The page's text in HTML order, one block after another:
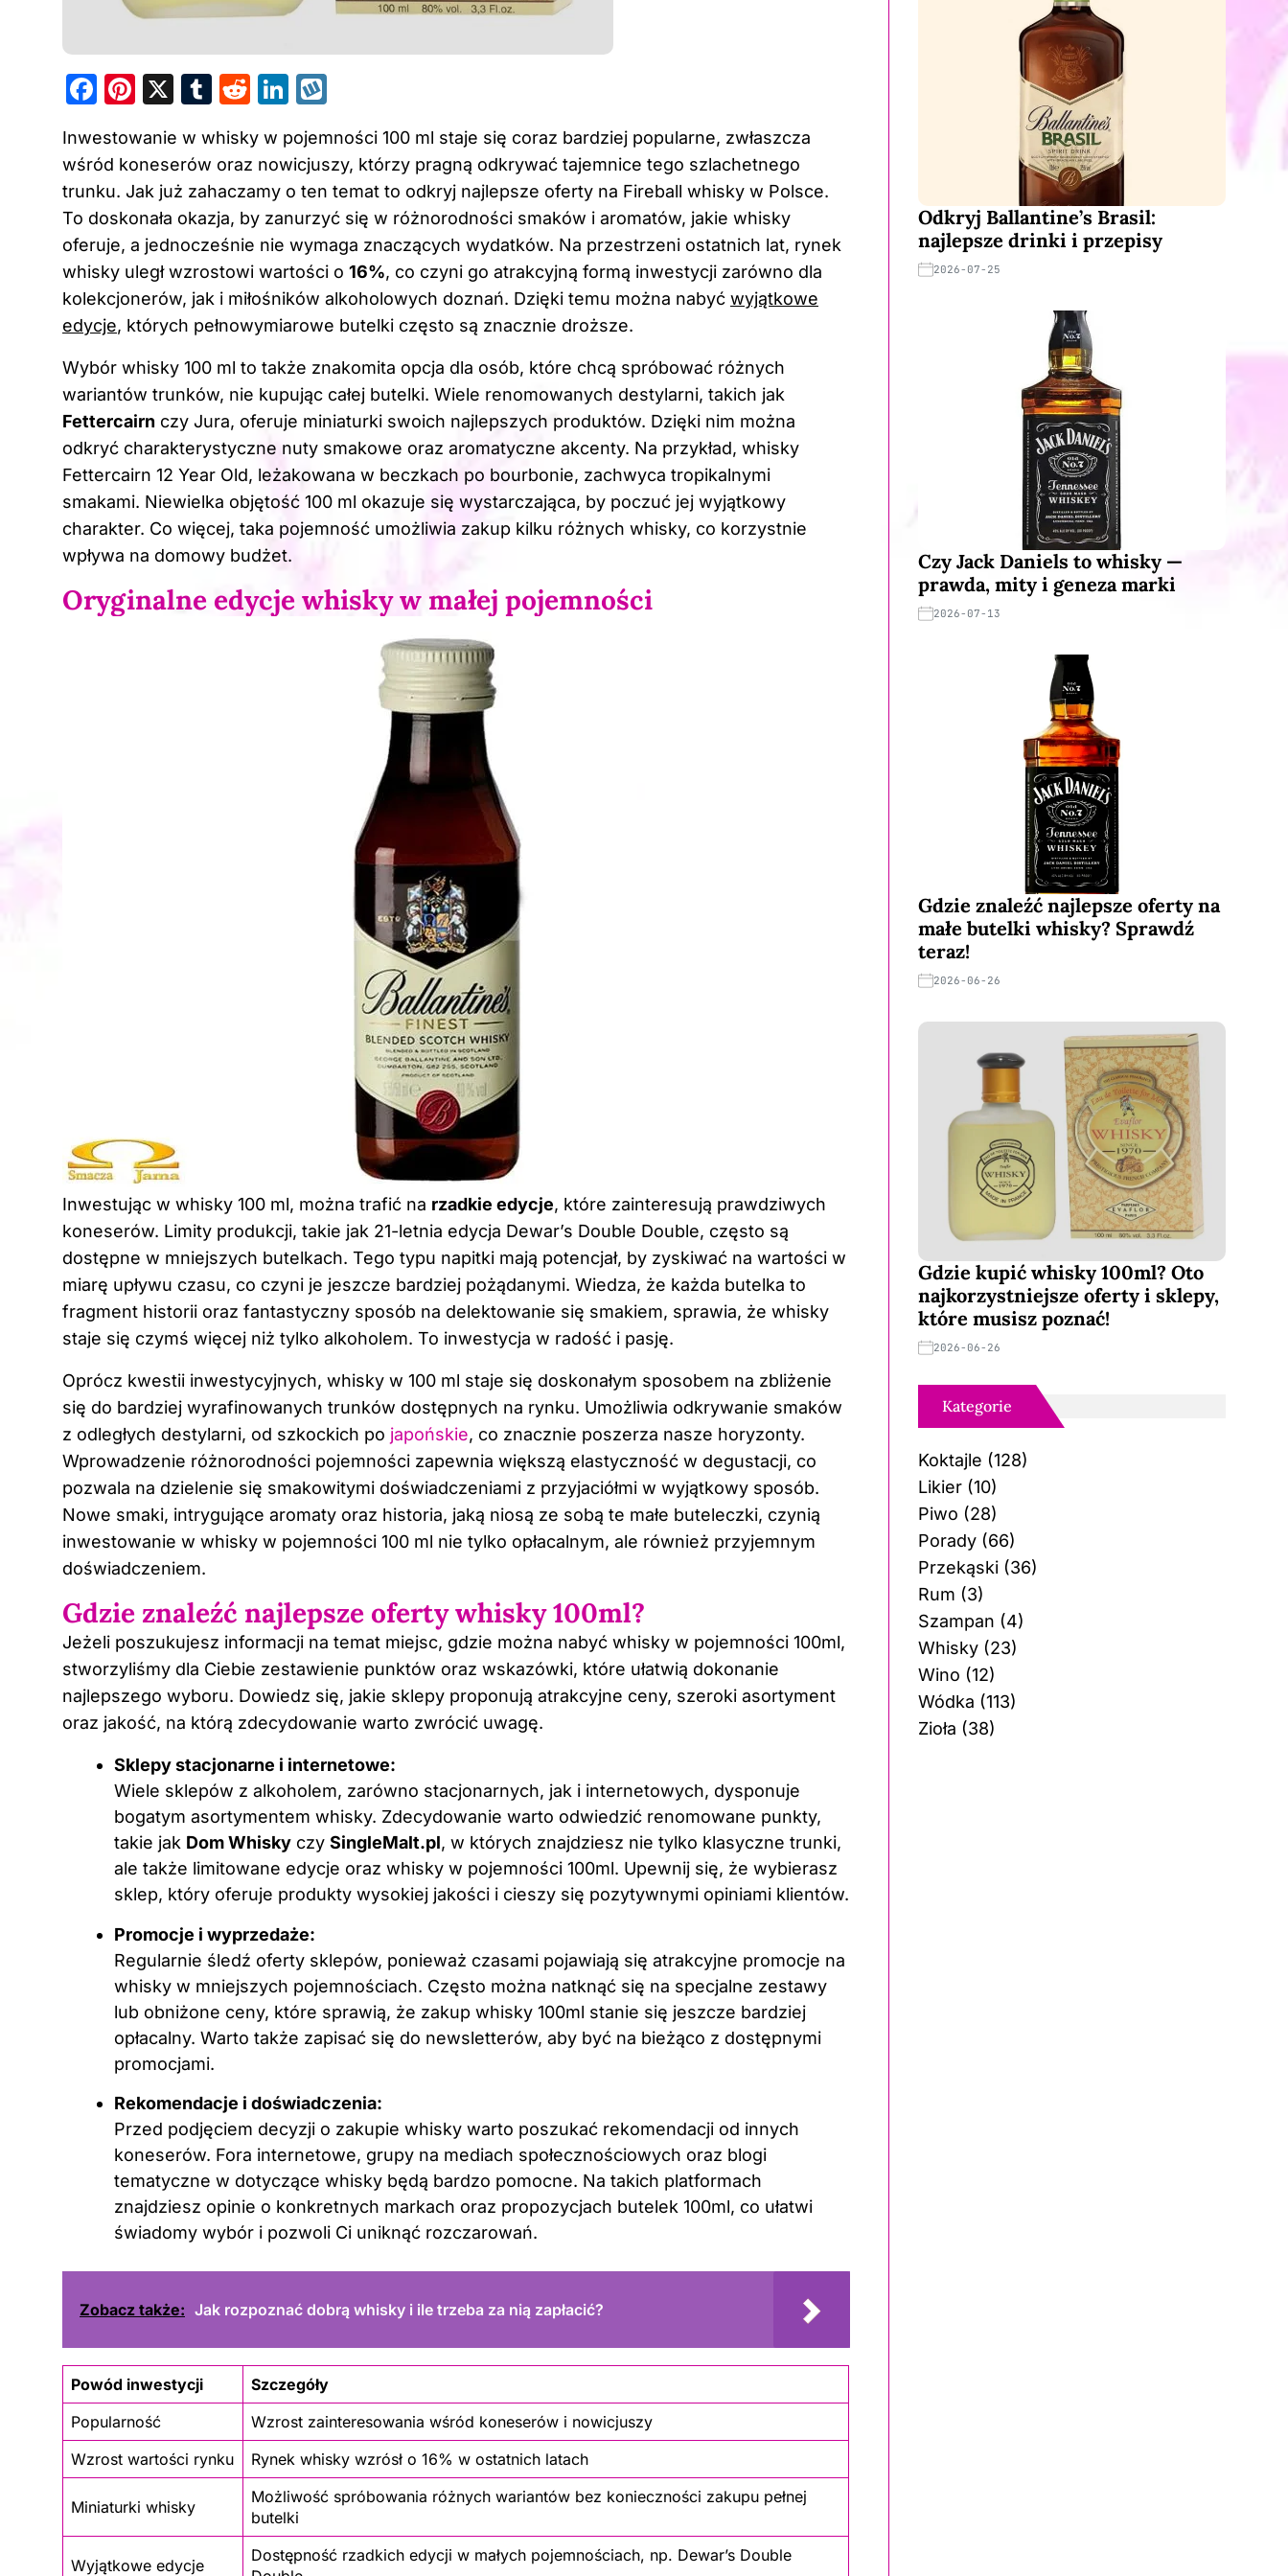
F
c
e
b
o
o
k
Pi
er
e
st
X
T
m
bl
r
R
d
di
t
Li
k
e
dI
n
k
o
p
Inwestowanie w whisky w pojemności 100 ml staje się coraz bardziej popularne, zwłaszcza
wśród koneserów oraz nowicjuszy, którzy pragną odkrywać tajemnice tego szlachetnego
trunku. Jak już zahaczamy o ten temat to odkryj najlepsze oferty na Fireball whisky w Polsce.
To doskonała okazja, by zanurzyć się w różnorodności smaków i aromatów, jakie whisky
oferuje, a jednocześnie nie wymaga znaczących wydatków. Na przestrzeni ostatnich lat, rynek
whisky uległ wzrostowi wartości o 16%, co czyni go atrakcyjną formą inwestycji zarówno dla
kolekcjonerów, jak i miłośników alkoholowych doznań. Dzięki temu można nabyć wyjątkowe
edycje, których pełnowymiarowe butelki często są znacznie droższe.
Wybór whisky 100 ml to także znakomita opcja dla osób, które chcą spróbować różnych
wariantów trunków, nie kupując całej butelki. Wiele renomowanych destylarni, takich jak
Fettercairn czy Jura, oferuje miniaturki swoich najlepszych produktów. Dzięki nim można
odkryć charakterystyczne nuty smakowe oraz aromatyczne akcenty. Na przykład, whisky
Fettercairn 12 Year Old, leżakowana w beczkach po bourbonie, zachwyca tropikalnymi
smakami. Niewielka objętość 100 ml okazuje się wystarczająca, by poczuć jej wyjątkowy
charakter. Co więcej, taka pojemność umożliwia zakup kilku różnych whisky, co korzystnie
wpływa na domowy budżet.
Oryginalne edycje whisky w małej pojemności
Inwestując w whisky 100 ml, można trafić na rzadkie edycje, które zainteresują prawdziwych
koneserów. Limity produkcji, takie jak 21-letnia edycja Dewar’s Double Double, często są
dostępne w mniejszych butelkach. Tego typu napitki mają potencjał, by zyskiwać na wartości w
miarę upływu czasu, co czyni je jeszcze bardziej pożądanymi. Wiedza, że każda butelka to
fragment historii oraz fantastyczny sposób na delektowanie się smakiem, sprawia, że whisky
staje się czymś więcej niż tylko alkoholem. To inwestycja w radość i pasję.
Oprócz kwestii inwestycyjnych, whisky w 100 ml staje się doskonałym sposobem na zbliżenie
się do bardziej wyrafinowanych trunków dostępnych na rynku. Umożliwia odkrywanie smaków
z odległych destylarni, od szkockich po japońskie, co znacznie poszerza nasze horyzonty.
Wprowadzenie różnorodności pojemności zapewnia większą elastyczność w degustacji, co
pozwala na dzielenie się smakowitymi doświadczeniami z przyjaciółmi w wyjątkowy sposób.
Nowe smaki, intrygujące aromaty oraz historia, jaką niosą ze sobą te małe buteleczki, czynią
inwestowanie w whisky w pojemności 100 ml nie tylko opłacalnym, ale również przyjemnym
doświadczeniem.
Gdzie znaleźć najlepsze oferty whisky 100ml?
Jeżeli poszukujesz informacji na temat miejsc, gdzie można nabyć whisky w pojemności 100ml,
stworzyliśmy dla Ciebie zestawienie punktów oraz wskazówki, które ułatwią dokonanie
najlepszego wyboru. Dowiedz się, jakie sklepy proponują atrakcyjne ceny, szeroki asortyment
oraz jakość, na którą zdecydowanie warto zwrócić uwagę.
Sklepy stacjonarne i internetowe:
Wiele sklepów z alkoholem, zarówno stacjonarnych, jak i internetowych, dysponuje
bogatym asortymentem whisky. Zdecydowanie warto odwiedzić renomowane punkty,
takie jak Dom Whisky czy SingleMalt.pl, w których znajdziesz nie tylko klasyczne trunki,
ale także limitowane edycje oraz whisky w pojemności 100ml. Upewnij się, że wybierasz
sklep, który oferuje produkty wysokiej jakości i cieszy się pozytywnymi opiniami klientów.
Promocje i wyprzedaże:
Regularnie śledź oferty sklepów, ponieważ czasami pojawiają się atrakcyjne promocje na
whisky w mniejszych pojemnościach. Często można natknąć się na specjalne zestawy
lub obniżone ceny, które sprawią, że zakup whisky 100ml stanie się jeszcze bardziej
opłacalny. Warto także zapisać się do newsletterów, aby być na bieżąco z dostępnymi
promocjami.
Rekomendacje i doświadczenia:
Przed podjęciem decyzji o zakupie whisky warto poszukać rekomendacji od innych
koneserów. Fora internetowe, grupy na mediach społecznościowych oraz blogi
tematyczne w dotyczące whisky będą bardzo pomocne. Na takich platformach
znajdziesz opinie o konkretnych markach oraz propozycjach butelek 100ml, co ułatwi
świadomy wybór i pozwoli Ci uniknąć rozczarowań.
Zobacz także: Jak rozpoznać dobrą whisky i ile trzeba za nią zapłacić?
Powód inwestycji
Szczegóły
Popularność
Wzrost zainteresowania wśród koneserów i nowicjuszy
Wzrost wartości rynku
Rynek whisky wzrósł o 16% w ostatnich latach
Miniaturki whisky
Możliwość spróbowania różnych wariantów bez konieczności zakupu pełnej
butelki
Wyjątkowe edycje
Dostępność rzadkich edycji w małych pojemnościach, np. Dewar’s Double
Odkryj Ballantine’s Brasil:
najlepsze drinki i przepisy
2026-07-25
Czy Jack Daniels to whisky —
prawda, mity i geneza marki
2026-07-13
Gdzie znaleźć najlepsze oferty na
małe butelki whisky? Sprawdź
teraz!
2026-06-26
Gdzie kupić whisky 100ml? Oto
najkorzystniejsze oferty i sklepy,
które musisz poznać!
2026-06-26
Kategorie
Koktajle (128)
Likier(10)
Piwo (28)
Porady(66)
Przekąski(36)
Rum (3)
Szampan (4)
Whisky(23)
Wino (12)
Wódka (113)
Zioła (38)